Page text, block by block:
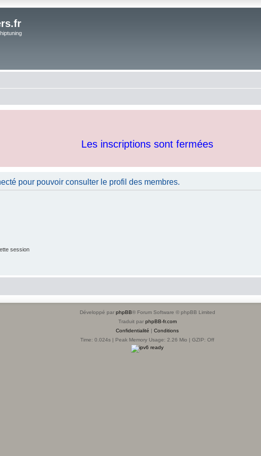
Les inscriptions sont fermées
pour pouvoir consulter le profil des membres.
session
Développé par phpBB® Forum Software © phpBB Limited
Traduit par phpBB-fr.com
Confidentialité | Conditions
Time: 0.024s | Peak Memory Usage: 2.26 Mio | GZIP: Off